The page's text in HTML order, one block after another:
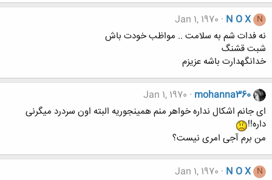
N
N O X
Jan 1, 1970
نه فدات شم به سلامت .. مواظب خودت باش
شبت قشنگ
خدانگهدارت باشه عزیزم
mohanna360
Jan 1, 1970
ای جانم اشکال نداره خواهر منم همینجوریه البته اون سردرد میگرنی
داره!!
من برم آجی امری نیست؟
N
N O X
Jan 1, 1970